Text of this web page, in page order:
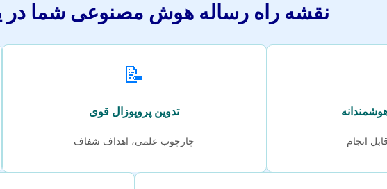
نقشه راه رساله هوش مصنوعی شما در
انجام
📝
تدوین پروپوزال قوی
چارچوب علمی، اهداف شفاف